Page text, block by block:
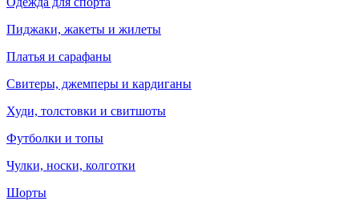
Пиджаки, жакеты и жилеты
Платья и сарафаны
Свитеры, джемперы и кардиганы
Худи, толстовки и свитшоты
Футболки и топы
Чулки, носки, колготки
Шорты